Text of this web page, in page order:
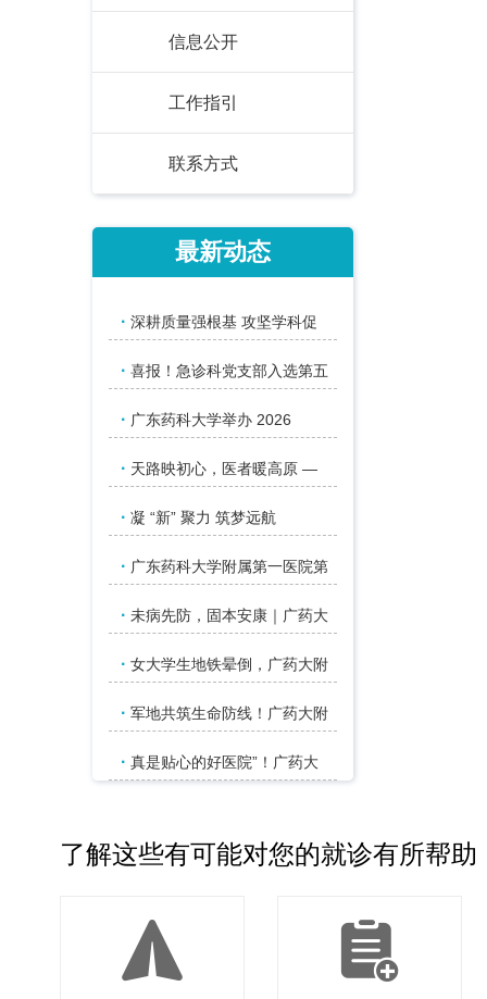
信息公开
工作指引
联系方式
最新动态
· 深耕质量强根基 攻坚学科促
· 喜报！急诊科党支部入选第五
· 广东药科大学举办 2026
· 天路映初心，医者暖高原 —
· 凝 “新” 聚力 筑梦远航
· 广东药科大学附属第一医院第
· 未病先防，固本安康｜广药大
· 女大学生地铁晕倒，广药大附
· 军地共筑生命防线！广药大附
· 真是贴心的好医院”！广药大
了解这些有可能对您的就诊有所帮助